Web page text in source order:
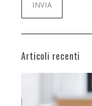
Articoli recenti